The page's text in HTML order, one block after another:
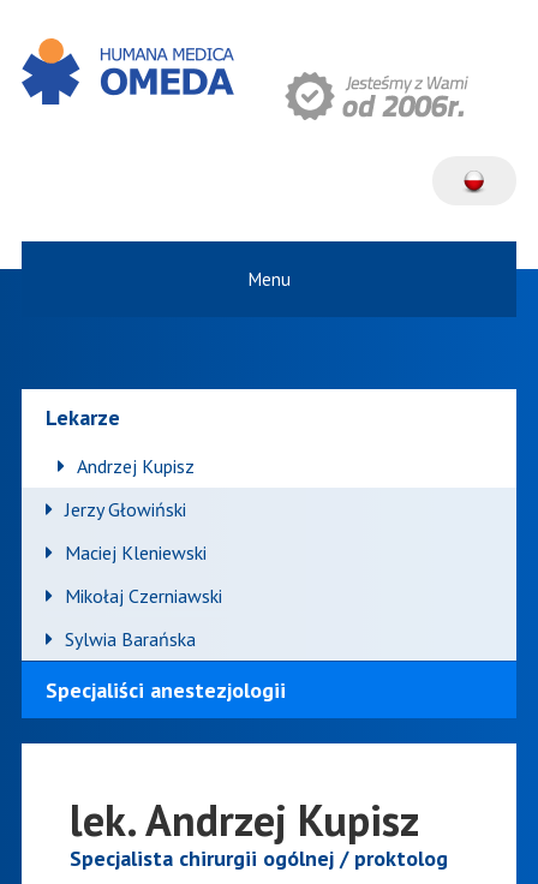
Menu
Lekarze
Andrzej Kupisz
Jerzy Głowiński
Maciej Kleniewski
Mikołaj Czerniawski
Sylwia Barańska
Specjaliści anestezjologii
lek. Andrzej Kupisz
Specjalista chirurgii ogólnej / proktolog